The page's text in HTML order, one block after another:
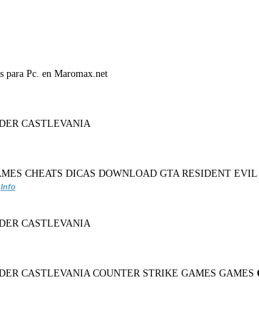
para Pc. en Maromax.net
CASTLEVANIA
CHEATS DICAS DOWNLOAD GTA RESIDENT EVIL
Info
CASTLEVANIA
CASTLEVANIA COUNTER STRIKE GAMES GAMES